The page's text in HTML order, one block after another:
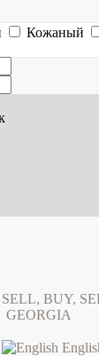
Кожаный